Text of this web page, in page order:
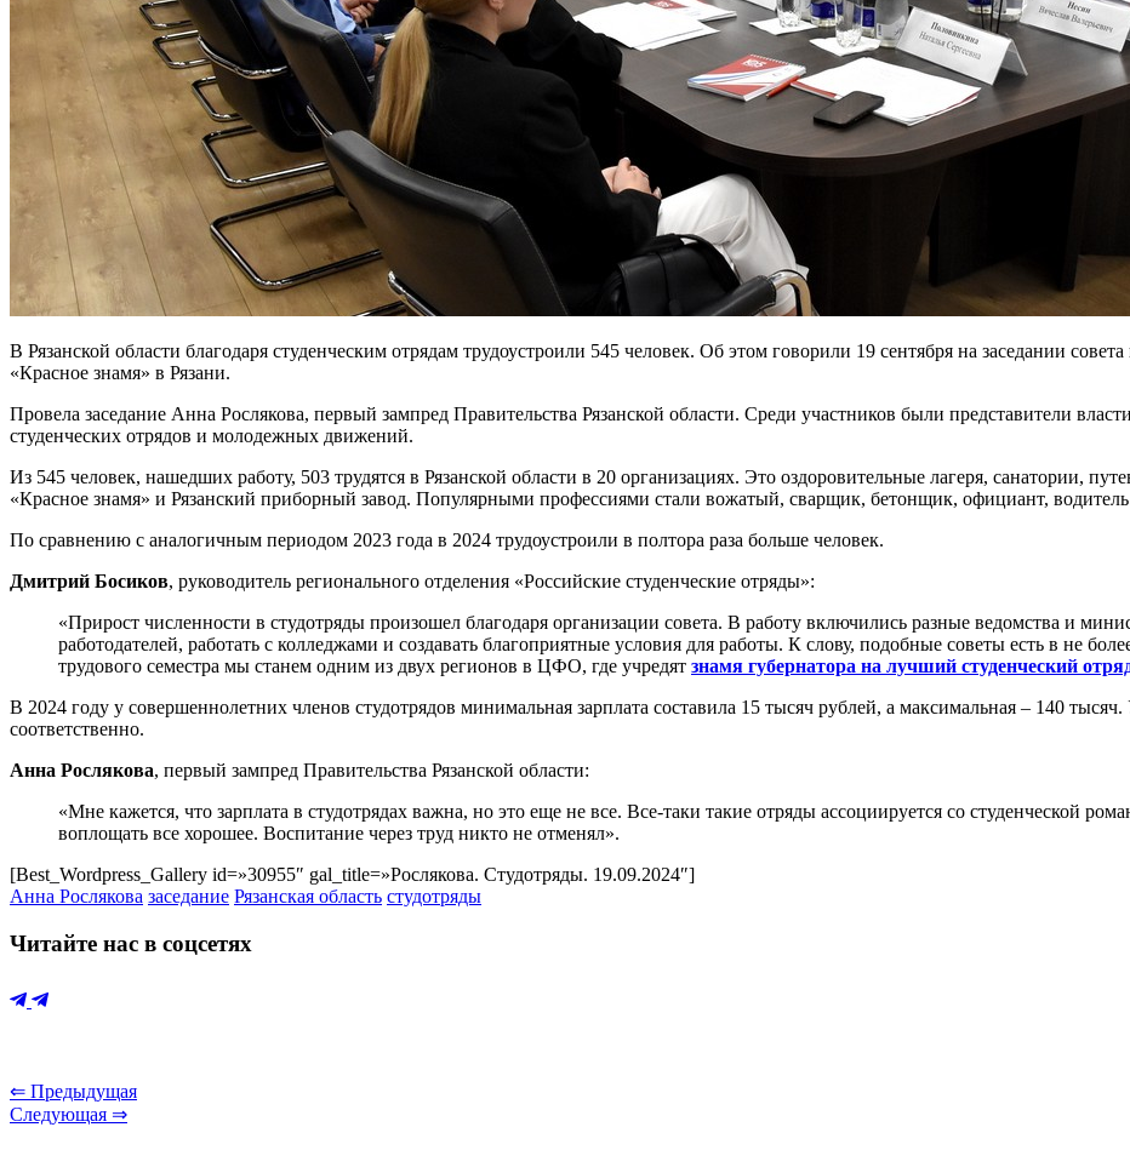
В Рязанской области благодаря студенческим отрядам трудоустроили 545 человек. Об этом говорили 19 сентября на заседании
«Красное знамя» в Рязани.
Провела заседание Анна Рослякова, первый зампред Правительства Рязанской области. Среди участников были представители
студенческих отрядов и молодежных движений.
Из 545 человек, нашедших работу, 503 трудятся в Рязанской области в 20 организациях. Это оздоровительные лагеря, санатории,
«Красное знамя» и Рязанский приборный завод. Популярными профессиями стали вожатый, сварщик, бетонщик, официант, водитель
По сравнению с аналогичным периодом 2023 года в 2024 трудоустроили в полтора раза больше человек.
Дмитрий Босиков, руководитель регионального отделения «Российские студенческие отряды»:
«Прирост численности в студотряды произошел благодаря организации совета. В работу включились разные ведомства и
работодателей, работать с колледжами и создавать благоприятные условия для работы. К слову, подобные советы есть в не
трудового семестра мы станем одним из двух регионов в ЦФО, где учредят знамя губернатора на лучший студенческий
В 2024 году у совершеннолетних членов студотрядов минимальная зарплата составила 15 тысяч рублей, а максимальная – 140
соответственно.
Анна Рослякова, первый зампред Правительства Рязанской области:
«Мне кажется, что зарплата в студотрядах важна, но это еще не все. Все-таки такие отряды ассоциируется со студенческой
воплощать все хорошее. Воспитание через труд никто не отменял».
[Best_Wordpress_Gallery id=»30955″ gal_title=»Рослякова. Студотряды. 19.09.2024″]
Анна Рослякова заседание Рязанская область студотряды
Читайте нас в соцсетях
⇐ Предыдущая
Следующая ⇒